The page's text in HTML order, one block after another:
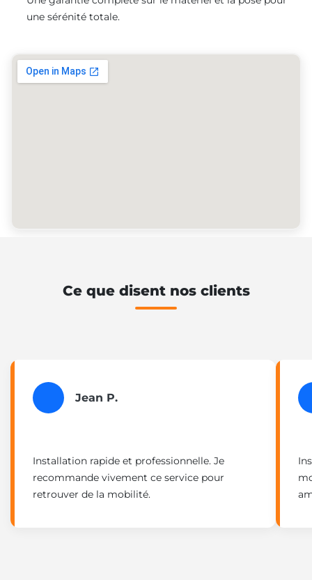
une sérénité totale.
Ce que disent nos clients
Jean P.
Installation rapide et professionnelle. Je
recommande vivement ce service pour
retrouver de la mobilité.